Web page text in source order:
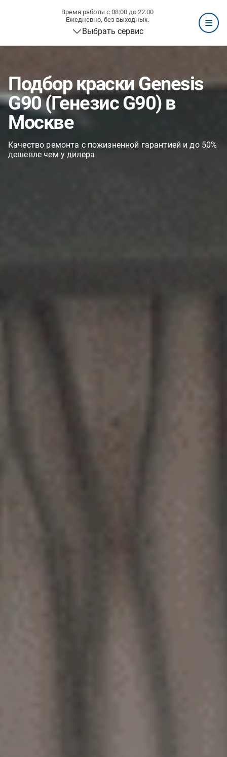
Время работы с 08:00 до 22:00
Ежедневно, без выходных.
Выбрать сервис
Подбор краски Genesis
G90 (Генезис G90) в
Москве
Качество ремонта с пожизненной гарантией и до 50%
дешевле чем у дилера